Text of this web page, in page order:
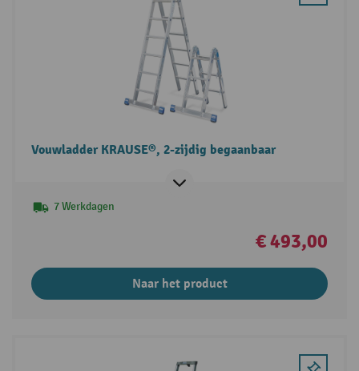
Vouwladder KRAUSE®, 2-zijdig begaanbaar
7 Werkdagen
€ 493,00
Naar het product